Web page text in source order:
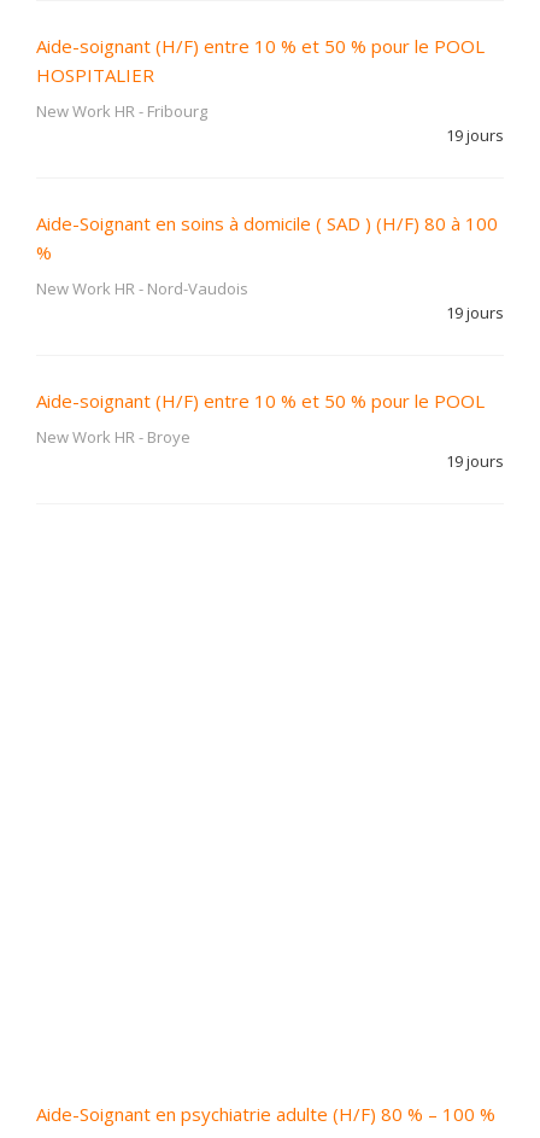
Aide-soignant (H/F) entre 10 % et 50 % pour le POOL
HOSPITALIER
New Work HR- Fribourg
19 jours
Aide-Soignant en soins à domicile ( SAD ) (H/F) 80 à 100
%
New Work HR- Nord-Vaudois
19 jours
Aide-soignant (H/F) entre 10 % et 50 % pour le POOL
New Work HR- Broye
19 jours
Aide-Soignant en psychiatrie adulte (H/F) 80 % – 100 %